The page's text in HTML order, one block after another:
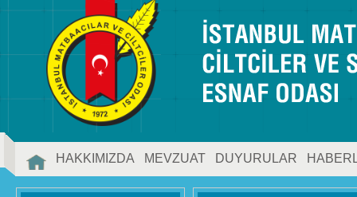
HAKKIMIZDA MEVZUAT DUYURULAR
İLETİŞİM